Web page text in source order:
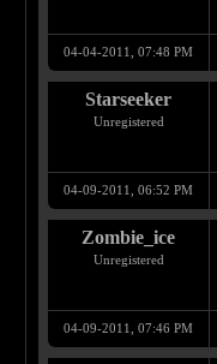
04-04-2011, 07:48 PM
Starseeker
Unregistered
04-09-2011, 06:52 PM
Zombie_ice
Unregistered
04-09-2011, 07:46 PM